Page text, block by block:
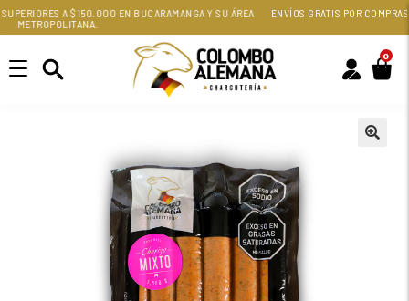
A $150.000 EN BUCARAMANGA Y SU ÁREA
METROPOLITANA.
ENVÍOS GRATIS POR
0